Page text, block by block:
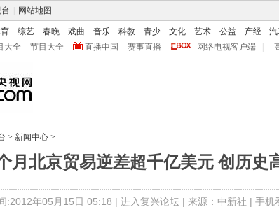
网站地图
综艺 春晚 戏曲 音乐 科教 青少 文化 艺术 公益 产经
大全 节目大全 直播中国 赛事直播 网络电视客户端
> 新闻中心 >
月北京贸易逆差超千亿美元 创历史
:2012年05月15日 05:18 | 进入复兴论坛| 来源：中新社 | 手机